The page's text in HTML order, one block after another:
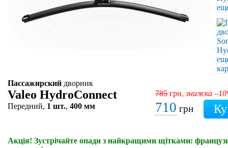
Пассажирский дворник
Valeo HydroConnect
Передний, 1 шт., 400 мм
785 грн,знижка
710 грн
Акція! Зустрічайте опади з найкращими щітками: